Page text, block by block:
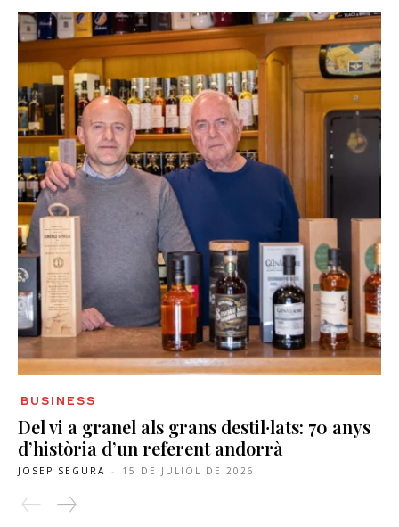
BUSINESS
Del vi a granel als grans destil·lats: 70 anys
d’història d’un referent andorrà
JOSEP SEGURA - 15 DE JULIOL DE 2026